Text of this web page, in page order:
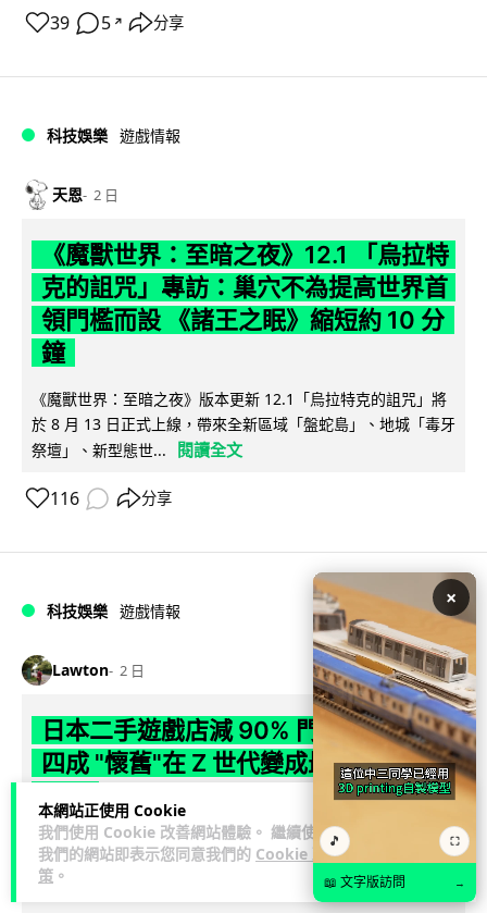
本網站正使用 Cookie
我們使用 Cookie 改善網站體驗。 繼續使用
我們的網站即表示您同意我們的 Cookie 政
策 。
39 5 ↗ 分享
科技娛樂 遊戲情報
天恩 2 日
《魔獸世界：至暗之夜》12.1 「烏拉特
克的詛咒」專訪：巢穴不為提高世界首
領門檻而設 《諸王之眠》縮短約 10 分
鐘
《魔獸世界：至暗之夜》版本更新 12.1「烏拉特克的詛咒」將
於 8 月 13 日正式上線，帶來全新區域「盤蛇島」、地城「毒牙
祭壇」、新型態世...
閱讀全文
116 分享
科技娛樂 遊戲情報
Lawton 2 日
日本二手遊戲店減 90% 門市 業績反增
四成 "懷舊"在 Z 世代變成最潮「新鮮
感」
日本零售巨頭 GEO 將懷舊遊戲銷售門市從 1,000 間大幅減至
99 間，但銷售額卻不降反升至過往的 1.4 倍。做到「減店增
×
🎵 ⛶
📖 文字版訪問 →